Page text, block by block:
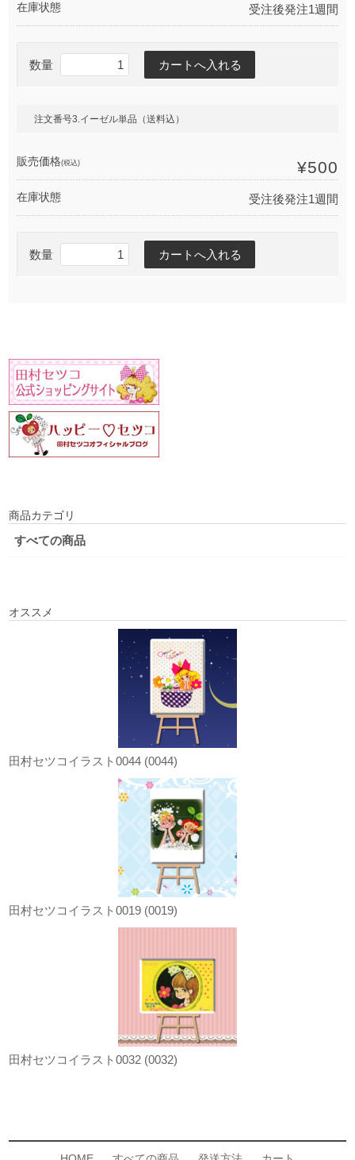
在庫状態 受注後発注1週間
数量
注文番号3.イーゼル単品（送料込）
販売価格(税込) ¥500
在庫状態 受注後発注1週間
数量
商品カテゴリ
すべての商品
オススメ
田村セツコイラスト0044 (0044)
田村セツコイラスト0019 (0019)
田村セツコイラスト0032 (0032)